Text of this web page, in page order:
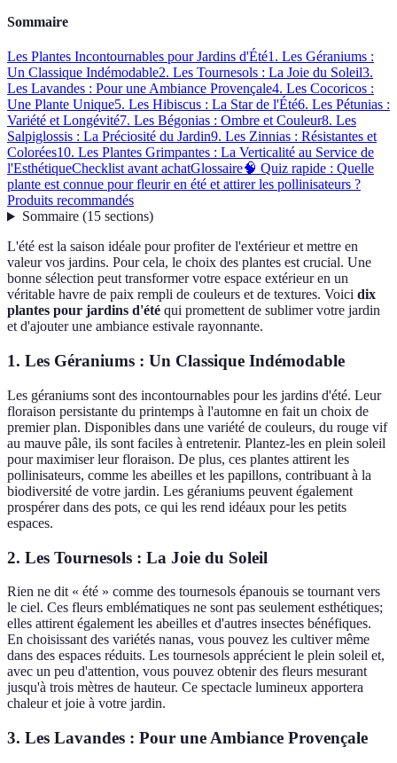
Sommaire
Les Plantes Incontournables pour Jardins d'Été1. Les Géraniums :
Un Classique Indémodable2. Les Tournesols : La Joie du Soleil3.
Les Lavandes : Pour une Ambiance Provençale4. Les Cocoricos :
Une Plante Unique5. Les Hibiscus : La Star de l'Été6. Les Pétunias :
Variété et Longévité7. Les Bégonias : Ombre et Couleur8. Les
Salpiglossis : La Préciosité du Jardin9. Les Zinnias : Résistantes et
Colorées10. Les Plantes Grimpantes : La Verticalité au Service de
l'EsthétiqueChecklist avant achatGlossaire🧠 Quiz rapide : Quelle
plante est connue pour fleurir en été et attirer les pollinisateurs ?
Produits recommandés
Sommaire(15 sections)
L'été est la saison idéale pour profiter de l'extérieur et mettre en
valeur vos jardins. Pour cela, le choix des plantes est crucial. Une
bonne sélection peut transformer votre espace extérieur en un
véritable havre de paix rempli de couleurs et de textures. Voici dix
plantes pour jardins d'été qui promettent de sublimer votre jardin
et d'ajouter une ambiance estivale rayonnante.
1. Les Géraniums : Un Classique Indémodable
Les géraniums sont des incontournables pour les jardins d'été. Leur
floraison persistante du printemps à l'automne en fait un choix de
premier plan. Disponibles dans une variété de couleurs, du rouge vif
au mauve pâle, ils sont faciles à entretenir. Plantez-les en plein soleil
pour maximiser leur floraison. De plus, ces plantes attirent les
pollinisateurs, comme les abeilles et les papillons, contribuant à la
biodiversité de votre jardin. Les géraniums peuvent également
prospérer dans des pots, ce qui les rend idéaux pour les petits
espaces.
2. Les Tournesols : La Joie du Soleil
Rien ne dit « été » comme des tournesols épanouis se tournant vers
le ciel. Ces fleurs emblématiques ne sont pas seulement esthétiques;
elles attirent également les abeilles et d'autres insectes bénéfiques.
En choisissant des variétés nanas, vous pouvez les cultiver même
dans des espaces réduits. Les tournesols apprécient le plein soleil et,
avec un peu d'attention, vous pouvez obtenir des fleurs mesurant
jusqu'à trois mètres de hauteur. Ce spectacle lumineux apportera
chaleur et joie à votre jardin.
3. Les Lavandes : Pour une Ambiance Provençale